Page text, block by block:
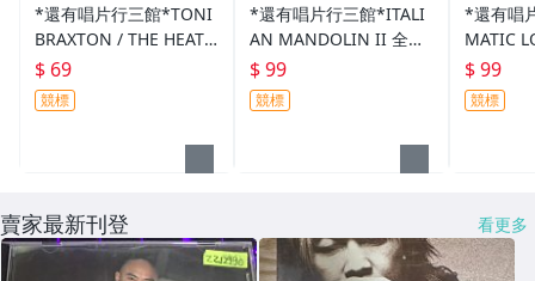
*還有唱片行三館*TONI
BRAXTON / THE HEAT
二手 ZZ21292(刮傷)
$ 69
競標
*還有唱片行三館*ITALI
AN MANDOLIN II 全新
ZZ6124(需競標)
$ 99
競標
*還有唱
MATIC
手
$ 99
競標
賣家最新刊登 看更多